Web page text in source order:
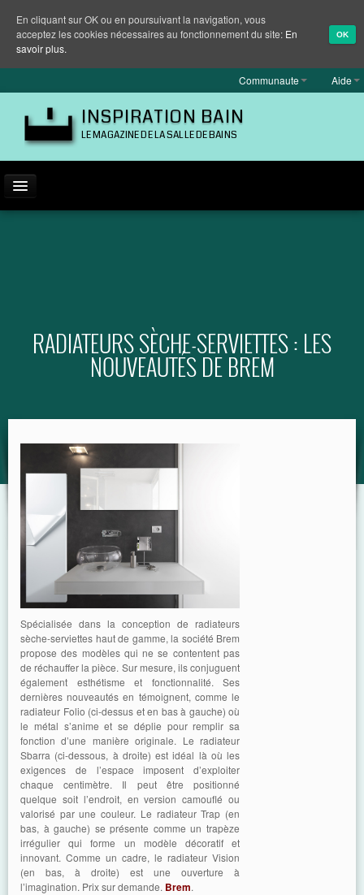
Communaute Aide
INSPIRATION BAIN
LE MAGAZINE DE LA SALLE DE BAINS
RADIATEURS SÈCHE-SERVIETTES : LES
NOUVEAUTÉS DE BREM
Spécialisée dans la conception de radiateurs
sèche-serviettes haut de gamme, la société Brem
propose des modèles qui ne se contentent pas
de réchauffer la pièce. Sur mesure, ils conjuguent
également esthétisme et fonctionnalité. Ses
dernières nouveautés en témoignent, comme le
radiateur Folio (ci-dessus et en bas à gauche) où
le métal s’anime et se déplie pour remplir sa
fonction d’une manière originale. Le radiateur
Sbarra (ci-dessous, à droite) est idéal là où les
exigences de l’espace imposent d’exploiter
chaque centimètre. Il peut être positionné
quelque soit l’endroit, en version camouflé ou
valorisé par une couleur. Le radiateur Trap (en
bas, à gauche) se présente comme un trapèze
irrégulier qui forme un modèle décoratif et
innovant. Comme un cadre, le radiateur Vision
(en bas, à droite) est une ouverture à
l’imagination. Prix sur demande. Brem.
En cliquant sur OK ou en poursuivant la navigation, vous
acceptez les cookies nécessaires au fonctionnement du site: En
savoir plus.
OK